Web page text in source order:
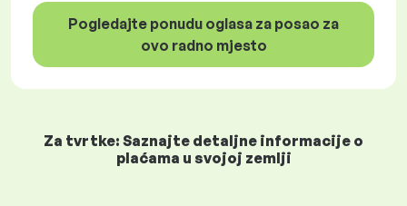
Pogledajte ponudu oglasa za posao za
ovo radno mjesto
Za tvrtke: Saznajte detaljne informacije o
plaćama u svojoj zemlji